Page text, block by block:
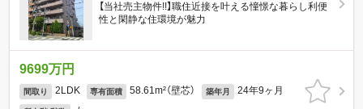
【当社売主物件!!】職住近接を叶える憧憬な暮らし利便
性と閑静な住環境が魅力
9699万円
間取り 2LDK 専有面積 58.61m²（壁芯） 築年月 24年9ヶ月